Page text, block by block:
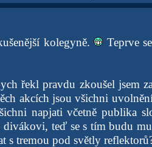
kolegyně.
Teprve
řekl pravdu zkoušel jsem
akcích jsou všichni
napjati včetně publika
divákovi, teď se s tím budu
s tremou pod světly